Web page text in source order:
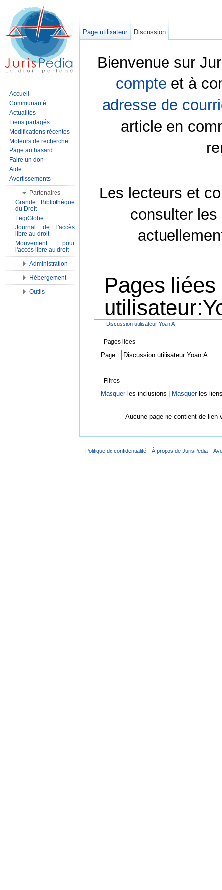
Bienvenue sur
compte et à
adresse de
article en
Les lecteurs et
consulter les
Pages
← Discussion utilisateur:Yoan A
Pages liées
Page :
Filtres
Masquerles inclusions | Masquerles
Aucune page ne contient de lien
Page utilisateur Discussion
Accueil
Communauté
Actualités
Liens partagés
Modifications récentes
Moteurs de recherche
Page au hasard
Faire un don
Aide
Avertissements
Partenaires
Grande Bibliothèque
du Droit
LegiGlobe
Journal de l'accès
libre au droit
Mouvement pour
l'accès libre au droit
Administration
Hébergement
Outils
Politique de confidentialité À propos de JurisPedia